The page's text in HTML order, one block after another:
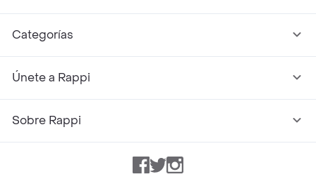
Categorías
Únete a Rappi
Sobre Rappi
Facebook
TwitterInstagram